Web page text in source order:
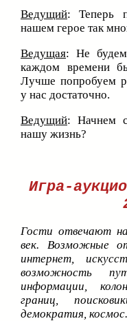
Ведущий: Теперь
нашем герое так
Ведущая: Не
каждом времени
Лучше попробуем
у нас достаточно.
Ведущий: Начнем
нашу жизнь?
Игра-
Гости отвечают
век. Возможные
интернет,
возможность
информации,
границ,
демократия, космос.